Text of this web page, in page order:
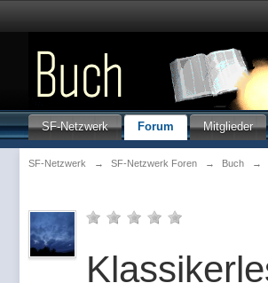
SF-Netzwerk Forum Mitglieder
SF-Netzwerk → SF-Netzwerk Foren → Buch →